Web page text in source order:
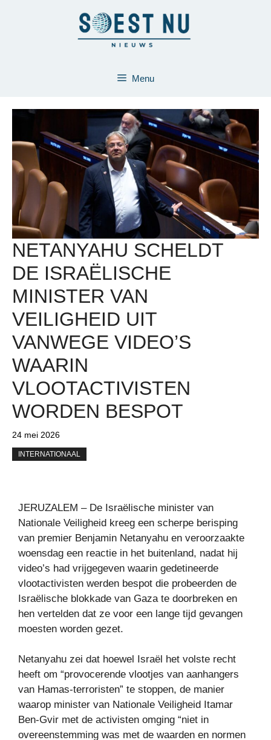
Menu
NETANYAHU SCHELDT
DE ISRAËLISCHE
MINISTER VAN
VEILIGHEID UIT
VANWEGE VIDEO’S
WAARIN
VLOOTACTIVISTEN
WORDEN BESPOT
24 mei 2026
INTERNATIONAAL
JERUZALEM – De Israëlische minister van
Nationale Veiligheid kreeg een scherpe berisping
van premier Benjamin Netanyahu en veroorzaakte
woensdag een reactie in het buitenland, nadat hij
video’s had vrijgegeven waarin gedetineerde
vlootactivisten werden bespot die probeerden de
Israëlische blokkade van Gaza te doorbreken en
hen vertelden dat ze voor een lange tijd gevangen
moesten worden gezet.
Netanyahu zei dat hoewel Israël het volste recht
heeft om “provocerende vlootjes van aanhangers
van Hamas-terroristen” te stoppen, de manier
waarop minister van Nationale Veiligheid Itamar
Ben-Gvir met de activisten omging “niet in
overeenstemming was met de waarden en normen